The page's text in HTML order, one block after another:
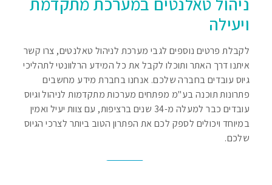
ויעילה
לקבלת פרטים נוספים לגבי מערכת לניהול טאלנטים, צרו קשר
איתנו דרך האתר ותוכלו לקבל את כל המידע הרלוונטי לתהליכי
גיוס עובדים בחברה שלכם. אנחנו בחברת מידע מחשבים
פתרונות תוכנה בע"מ מפתחים מערכות מתקדמות לניהול וגיוס
עובדים כבר למעלה מ-34 שנים ברציפות, עם צוות יעיל ואמין
במיוחד ויכולים לספק לכם את הפתרון הטוב ביותר לצרכי הגיוס
שלכם.